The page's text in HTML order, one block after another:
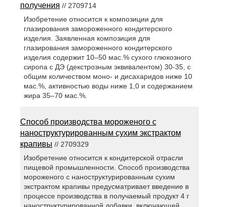
получения // 2709714
Изобретение относится к композиции для
глазирования замороженного кондитерского
изделия. Заявленная композиция для
глазирования замороженного кондитерского
изделия содержит 10–50 мас.% сухого глюкозного
сиропа с ДЭ (декстрозным эквивалентом) 30-35, с
общим количеством моно- и дисахаридов ниже 10
мас.%, активностью воды ниже 1,0 и содержанием
жира 35–70 мас.%.
Способ производства мороженого с
наноструктурированным сухим экстрактом
крапивы // 2709329
Изобретение относится к кондитерской отрасли
пищевой промышленности. Способ производства
мороженого с наноструктурированным сухим
экстрактом крапивы предусматривает введение в
процессе производства в получаемый продукт 4 г